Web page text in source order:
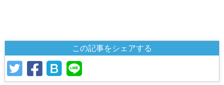
この記事をシェアする